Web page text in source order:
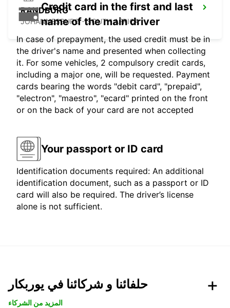
RANDBURG
JOHANNESBURG - SOUTH AFRICA
Credit card in the first and last
name of the main driver
In case of prepayment, the used credit must be in
the driver's name and presented when collecting
it. For some vehicles, 2 compulsory credit cards,
including a major one, will be requested. Payment
cards bearing the words "debit card", "prepaid",
"electron", "maestro", "ecard" printed on the front
or on the back of your card are not accepted
Your passport or ID card
Identification documents required: An additional
identification document, such as a passport or ID
card will also be required. The driver’s license
alone is not sufficient.
حلفائنا و شركائنا في يوربكار
المزيد من الشركاء